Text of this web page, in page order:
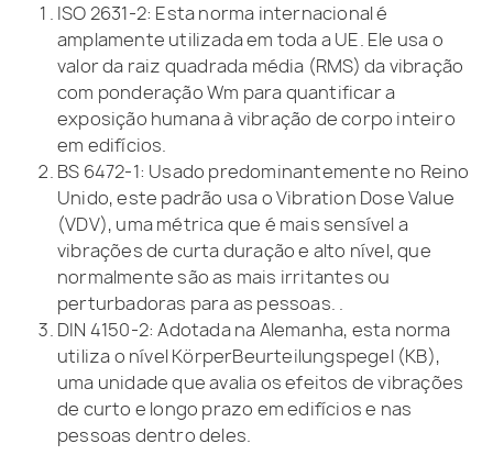
ISO 2631-2: Esta norma internacional é
amplamente utilizada em toda a UE. Ele usa o
valor da raiz quadrada média (RMS) da vibração
com ponderação Wm para quantificar a
exposição humana à vibração de corpo inteiro
em edifícios.
BS 6472-1: Usado predominantemente no Reino
Unido, este padrão usa o Vibration Dose Value
(VDV), uma métrica que é mais sensível a
vibrações de curta duração e alto nível, que
normalmente são as mais irritantes ou
perturbadoras para as pessoas. .
DIN 4150-2: Adotada na Alemanha, esta norma
utiliza o nível KörperBeurteilungspegel (KB),
uma unidade que avalia os efeitos de vibrações
de curto e longo prazo em edifícios e nas
pessoas dentro deles.